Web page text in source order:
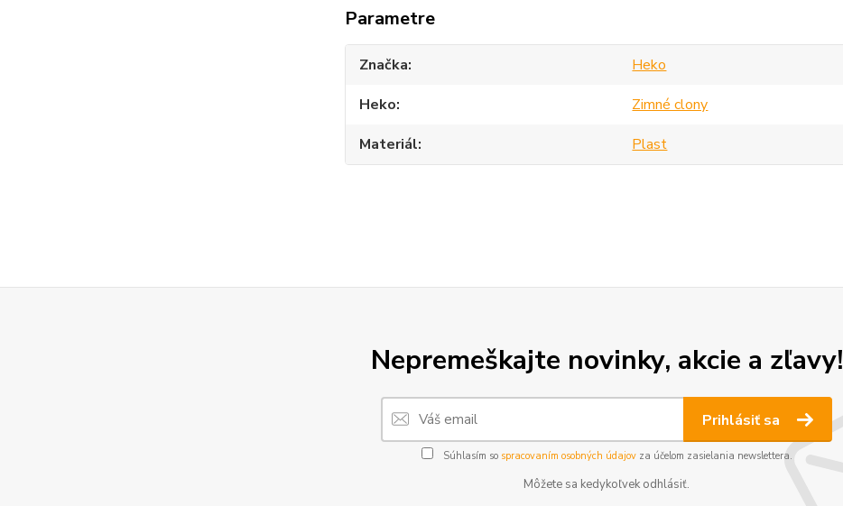
Parametre
Značka
Heko
Heko
Zimné clony
Materiál
Plast
Nepremeškajte novinky, akcie a zľavy!
Prihlásiť sa
Súhlasím so spracovaním osobných údajovza účelom zasielania newslettera.
Môžete sa kedykoľvek odhlásiť.